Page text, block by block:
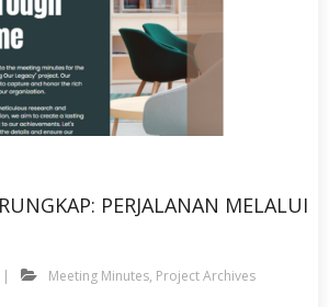
PERJALANAN MELALUI
Meeting Minutes, Project Archives